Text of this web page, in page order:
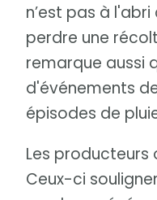
n’est pas à
perdre une
remarque aussi
d'événements
épisodes de
Les
Ceux-ci